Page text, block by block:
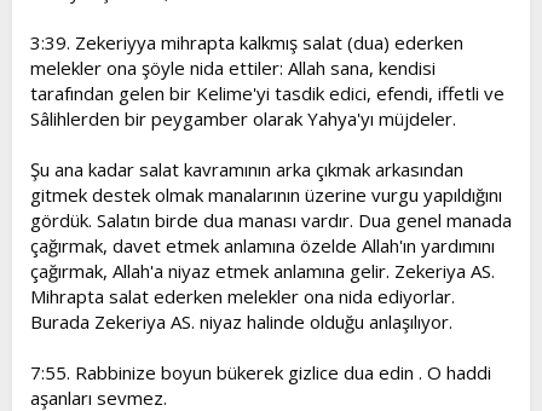
3:39. Zekeriyya mihrapta kalkmış salat (dua) ederken
melekler ona şöyle nida ettiler: Allah sana, kendisi
tarafından gelen bir Kelime'yi tasdik edici, efendi, iffetli ve
Sâlihlerden bir peygamber olarak Yahya'yı müjdeler.
Şu ana kadar salat kavramının arka çıkmak arkasından
gitmek destek olmak manalarının üzerine vurgu yapıldığını
gördük. Salatın birde dua manası vardır. Dua genel manada
çağırmak, davet etmek anlamına özelde Allah'ın yardımını
çağırmak, Allah'a niyaz etmek anlamına gelir. Zekeriya AS.
Mihrapta salat ederken melekler ona nida ediyorlar.
Burada Zekeriya AS. niyaz halinde olduğu anlaşılıyor.
7:55. Rabbinize boyun bükerek gizlice dua edin . O haddi
aşanları sevmez.